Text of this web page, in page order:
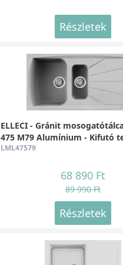
Részletek
ELLECI - Gránit
475 M79 Alumínium - Kifutó
LML47579
68 890 Ft
89 990 Ft
Részletek